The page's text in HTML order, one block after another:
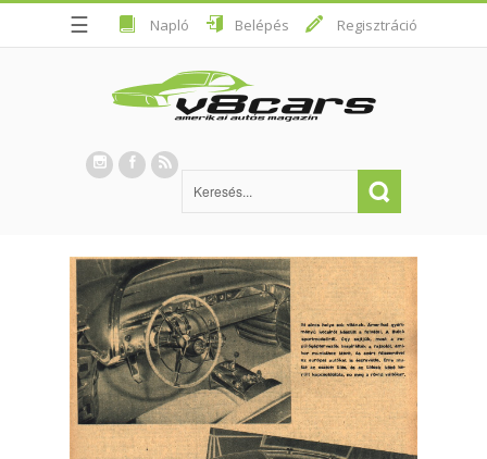
☰ Napló Belépés Regisztráció